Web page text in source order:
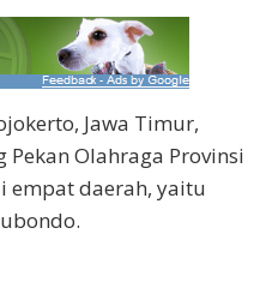
Jawa Timur,
Olahraga Provinsi
empat daerah, yaitu